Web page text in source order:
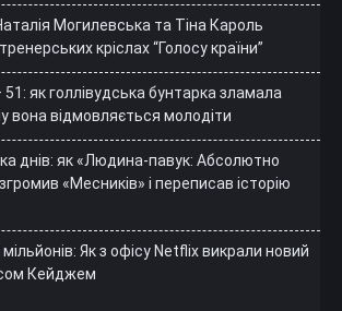
Могилевська та Тіна Кароль
кріслах “Голосу країни”
як голлівудська бунтарка зламала
вона відмовляється молодіти
днів: як «Людина-павук: Абсолютно
«Месників» і переписав історію
Як з офісу Netflix викрали новий
Кейджем